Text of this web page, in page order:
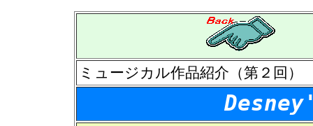
ミュージカル作品紹介（第２回）